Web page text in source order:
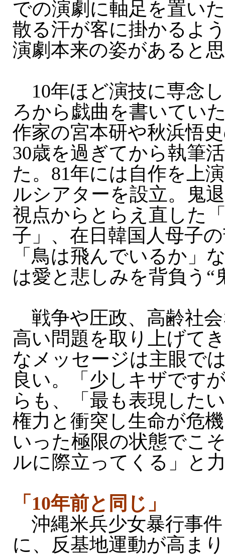
での演劇に軸足を置い
散る汗が客に掛かるよ
演劇本来の姿があると
10年ほど演技に専念
ろから戯曲を書いてい
作家の宮本研や秋浜悟
30歳を過ぎてから執筆
た。81年には自作を上
ルシアターを設立。鬼
視点からとらえ直した
子」、在日韓国人母子
「鳥は飛んでいるか」
は愛と悲しみを背負う“
戦争や圧政、高齢社
高い問題を取り上げて
なメッセージは主眼で
良い。「少しキザです
らも、「最も表現した
権力と衝突し生命が危
いった極限の状態でこ
ルに際立ってくる」と
「10年前と同じ」
沖縄米兵少女暴行事件
に、反基地運動が高ま